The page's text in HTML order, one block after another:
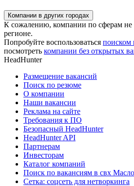
Компании в других городах
К сожалению, компании по сферам не
регионе.
Попробуйте воспользоваться поиском
посмотреть компании без открытых
HeadHunter
Размещение вакансий
Поиск по резюме
О компании
Наши вакансии
Реклама на сайте
Требования к ПО
Безопасный HeadHunter
HeadHunter API
Партнерам
Инвесторам
Каталог компаний
Поиск по вакансиям в свх
Сетка: соцсеть для нетворкинга